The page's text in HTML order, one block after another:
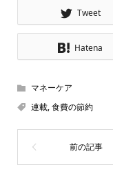
Tweet
Hatena
マネーケア
連載,食費の節約